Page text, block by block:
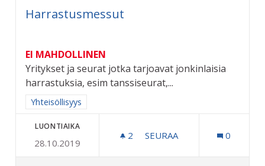
Harrastusmessut
EI MAHDOLLINEN
Yritykset ja seurat jotka tarjoavat jonkinlaisia
harrastuksia, esim tanssiseurat,...
Rajaa tulokset aihepiirin mukaan: Yhteisöllisyys
Yhteisöllisyys
LUONTIAIKA
28.10.2019
2 2 SEURAAJAA
SEURAA 0